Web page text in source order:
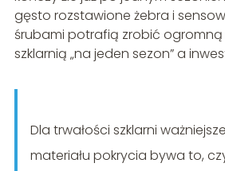
gęsto rozstawione żebra i
śrubami potrafią zrobić ogromną
szklarnią „na jeden sezon” a
Dla trwałości szklarni
materiału pokrycia bywa to,